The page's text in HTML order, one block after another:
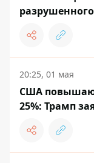
20:25, 01 мая
США
25%: Трамп